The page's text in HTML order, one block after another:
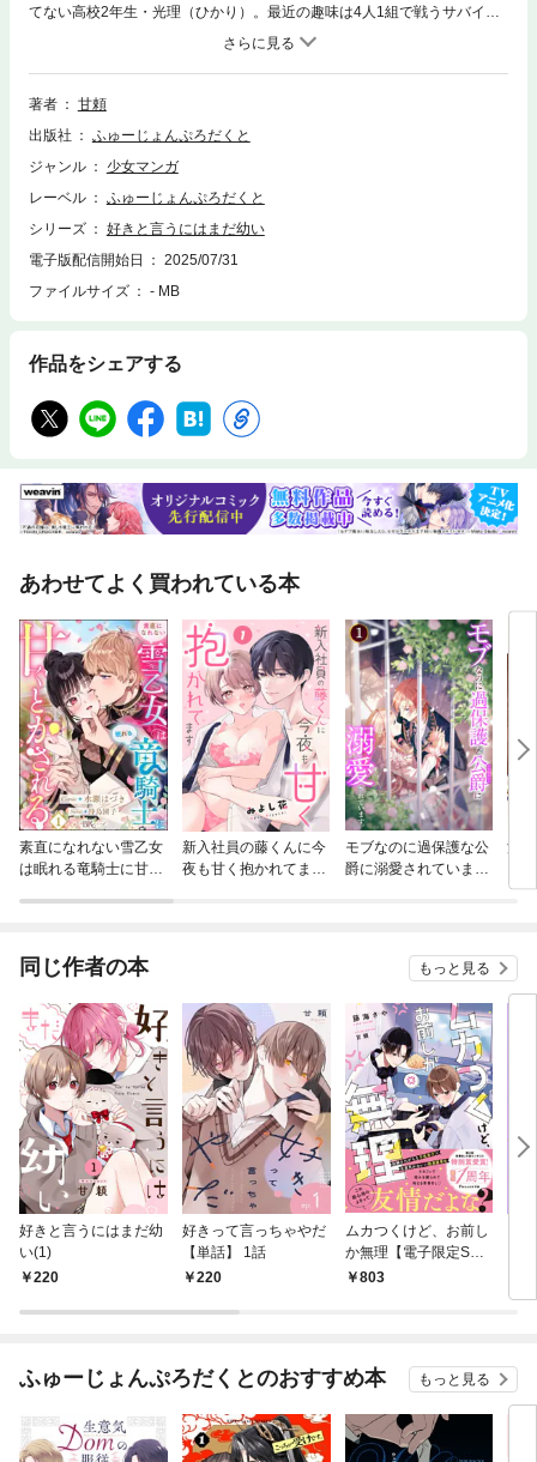
てない高校2年生・光理（ひかり）。最近の趣味は4人1組で戦うサバイバ
ルゲーム“Sparkle Animals”。ある日、光理は初めてオフ会に参加すること
に。みんなイメージ通りの優しい人たちで安心！だけど、ゲームでは天然
で可愛かった年下の市岡（いちおか）くんは背が高くてクールでちょっと
近寄りがたい…。そんな市岡くんが帰り際「光理ちゃんに会えて嬉しかっ
著者
甘頼
出版社
ふゅーじょんぷろだくと
ジャンル
少女マンガ
レーベル
ふゅーじょんぷろだくと
シリーズ
好きと言うにはまだ幼い
電子版配信開始日
2025/07/31
ファイルサイズ
- MB
作品をシェアする
あわせてよく買われている本
素直になれない雪乙女
は眠れる竜騎士に甘く
新入社員の藤くんに今
夜も甘く抱かれてます
モブなのに過保護な公
爵に溺愛されています
波
同じ作者の本 もっと見る
好きと言うにはまだ幼
い(1)
220
好きって言っちゃやだ
【単話】 1話
220
ムカつくけど、お前し
か無理【電子限定SS
付き】
803
ふゅーじょんぷろだくとのおすすめ本 もっと見る